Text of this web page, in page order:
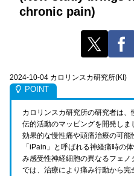
chronic pain)
2024-10-04 カロリンスカ研究所(KI)
カロリンスカ研究所の研究者は
伝的活動のマッピングを開発しま
効果的な慢性痛や頭痛治療の可
「iPain」と呼ばれる神経痛時の
み感受性神経細胞の異なるフェ
では、治療により痛み行動から